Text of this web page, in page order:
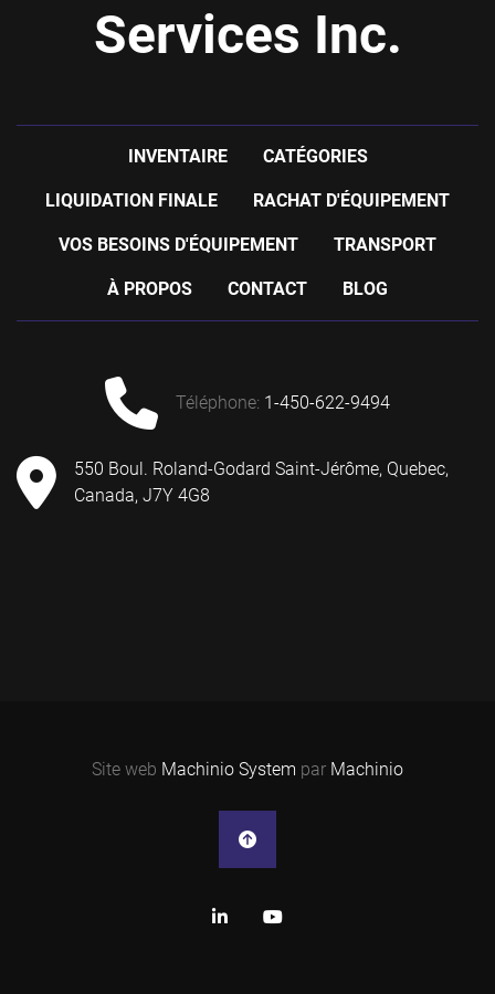
Services Inc.
INVENTAIRE CATÉGORIES
LIQUIDATION FINALE RACHAT D'ÉQUIPEMENT
VOS BESOINS D'ÉQUIPEMENT TRANSPORT
À PROPOS CONTACT BLOG
téléphone: 1-450-622-9494
550 Boul. Roland-Godard Saint-Jérôme, Quebec,
Canada, J7Y 4G8
Site web Machinio System par Machinio
linkedinyoutube